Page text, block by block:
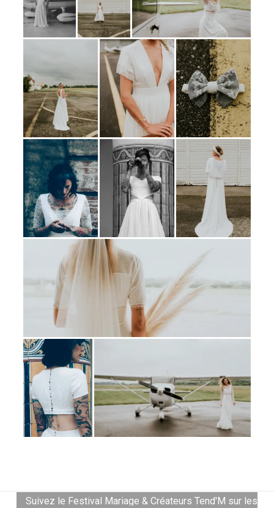
Suivez le Festival Mariage & Créateurs Tend'M sur les